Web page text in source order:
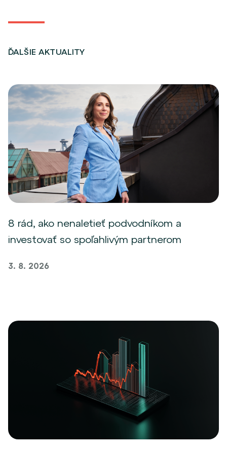
ĎALŠIE AKTUALITY
8 rád, ako nenaletieť podvodníkom a
investovať so spoľahlivým partnerom
3. 8. 2026